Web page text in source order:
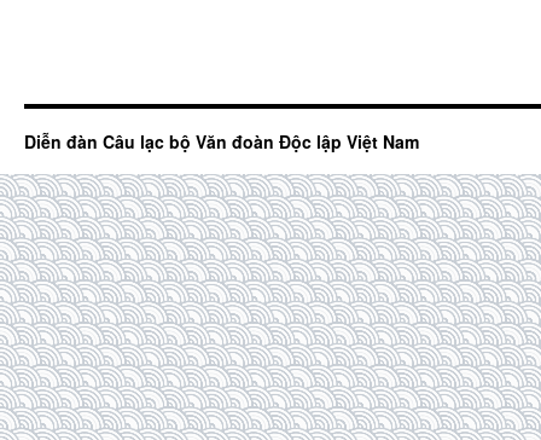
Diễn đàn Câu lạc bộ Văn đoàn Độc lập Việt Nam